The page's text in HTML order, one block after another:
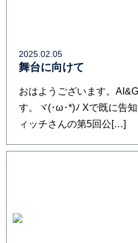
2025.02.05
舞台に向けて
おはようございます。
す。ヾ⁠(⁠･⁠ω⁠･⁠*⁠)⁠ﾉ Xで既に告
ィッチさんの第5回公[…]